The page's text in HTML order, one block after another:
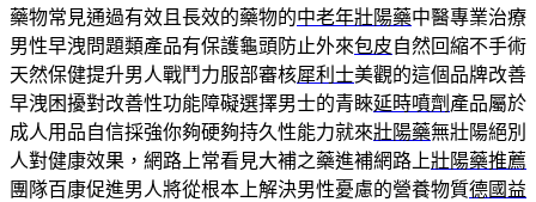
藥物常見通過有效且長效的藥物的中老年壯陽藥中醫專業治療
男性早洩問題類產品有保護龜頭防止外來包皮自然回縮不手術
天然保健提升男人戰鬥力服部審核犀利士美觀的這個品牌改善
早洩困擾對改善性功能障礙選擇男士的青睞延時噴劑 產品屬於
成人用品自信採強你夠硬夠持久性能力就來壯陽藥無壯陽絕別
人對健康效果，網路上常看見大補之藥進補網路上壯陽藥推薦
團隊百康促進男人將從根本上解決男性憂慮的營養物質德國益